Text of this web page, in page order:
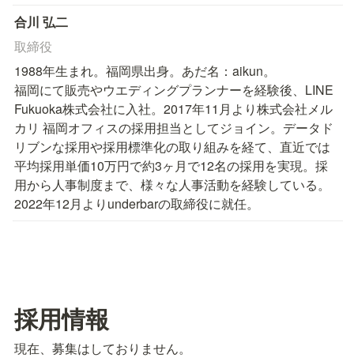
合川 弘二
取締役
1988年生まれ。福岡県出身。あだ名：aikun。
福岡にて販売やウエディングプランナーを経験後、LINE
Fukuoka株式会社に入社。2017年11月より株式会社メル
カリ 福岡オフィスの採用担当としてジョイン。データド
リブンな採用や採用標準化の取り組みを経て、直近では
平均採用単価10万円で約3ヶ月で12名の採用を実現。採
用から人事制度まで、様々な人事活動を経験している。
2022年12月よりunderbarの取締役に就任。
採用情報
現在、募集はしておりません。